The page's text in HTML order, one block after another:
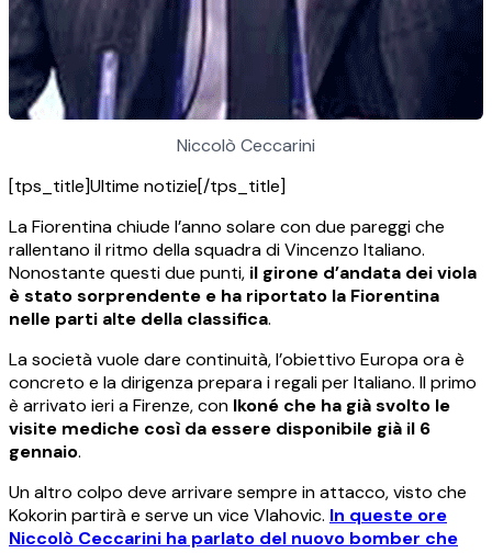
Niccolò Ceccarini
[tps_title]Ultime notizie[/tps_title]
La Fiorentina chiude l’anno solare con due pareggi che
rallentano il ritmo della squadra di Vincenzo Italiano.
Nonostante questi due punti, il girone d’andata dei viola
è stato sorprendente e ha riportato la Fiorentina
nelle parti alte della classifica.
La società vuole dare continuità, l’obiettivo Europa ora è
concreto e la dirigenza prepara i regali per Italiano. Il primo
è arrivato ieri a Firenze, con Ikoné che ha già svolto le
visite mediche così da essere disponibile già il 6
gennaio.
Un altro colpo deve arrivare sempre in attacco, visto che
Kokorin partirà e serve un vice Vlahovic. In queste ore
Niccolò Ceccarini ha parlato del nuovo bomber che